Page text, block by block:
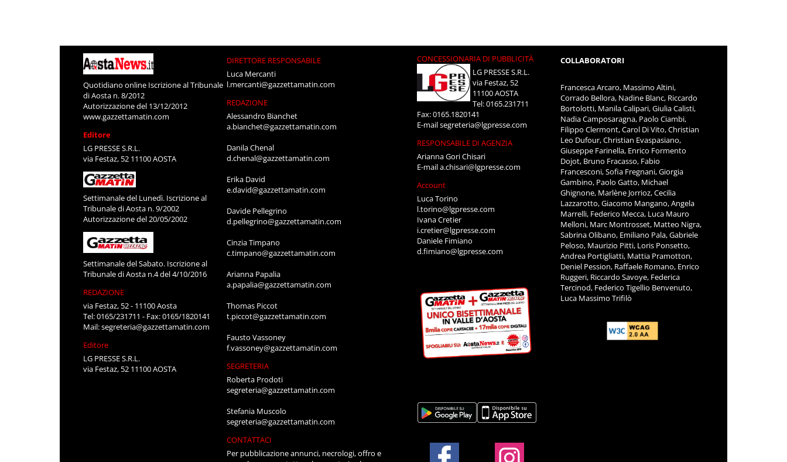
Quotidiano online Iscrizione al Tribunale
di Aosta n. 8/2012
Autorizzazione del 13/12/2012
www.gazzettamatin.com
Editore
LG PRESSE S.R.L.
via Festaz, 52 11100 AOSTA
Settimanale del Lunedì. Iscrizione al
Tribunale di Aosta n. 9/2002
Autorizzazione del 20/05/2002
Settimanale del Sabato. Iscrizione al
Tribunale di Aosta n.4 del 4/10/2016
REDAZIONE
via Festaz, 52 - 11100 Aosta
Tel: 0165/231711 - Fax: 0165/1820141
Mail:segreteria@gazzettamatin.com
Editore
LG PRESSE S.R.L.
via Festaz, 52 11100 AOSTA
DIRETTORE RESPONSABILE
Luca Mercanti
l.mercanti@gazzettamatin.com
REDAZIONE
Alessandro Bianchet
a.bianchet@gazzettamatin.com
Danila Chenal
d.chenal@gazzettamatin.com
Erika David
e.david@gazzettamatin.com
Davide Pellegrino
d.pellegrino@gazzettamatin.com
Cinzia Timpano
c.timpano@gazzettamatin.com
Arianna Papalia
a.papalia@gazzettamatin.com
Thomas Piccot
t.piccot@gazzettamatin.com
Fausto Vassoney
f.vassoney@gazzettamatin.com
SEGRETERIA
Roberta Prodoti
segreteria@gazzettamatin.com
Stefania Muscolo
segreteria@gazzettamatin.com
CONTATTACI
Per pubblicazione annunci, necrologi, offro e
CONCESSIONARIA DI PUBBLICITÀ
LG PRESSE S.R.L.
via Festaz, 52
11100 AOSTA
Tel: 0165.231711
Fax: 0165.1820141
E-mailsegreteria@lgpresse.com
RESPONSABILE DI AGENZIA
Arianna Gori Chisari
E-maila.chisari@lgpresse.com
Account
Luca Torino
l.torino@lgpresse.com
Ivana Cretier
i.cretier@lgpresse.com
Daniele Fimiano
d.fimiano@lgpresse.com
COLLABORATORI
Francesca Arcaro, Massimo Altini,
Corrado Bellora, Nadine Blanc, Riccardo
Bortolotti, Manila Calipari, Giulia Calisti,
Nadia Camposaragna, Paolo Ciambi,
Filippo Clermont, Carol Di Vito, Christian
Leo Dufour, Christian Evaspasiano,
Giuseppe Farinella, Enrico Formento
Dojot, Bruno Fracasso, Fabio
Francesconi, Sofia Fregnani, Giorgia
Gambino, Paolo Gatto, Michael
Ghignone, Marlène Jorrioz, Cecilia
Lazzarotto, Giacomo Mangano, Angela
Marrelli, Federico Mecca, Luca Mauro
Melloni, Marc Montrosset, Matteo Nigra,
Sabrina Olibano, Emiliano Pala, Gabriele
Peloso, Maurizio Pitti, Loris Ponsetto,
Andrea Portigliatti, Mattia Pramotton,
Deniel Pession, Raffaele Romano, Enrico
Ruggeri, Riccardo Savoye, Federica
Tercinod, Federico Tigellio Benvenuto,
Luca Massimo Trifilò